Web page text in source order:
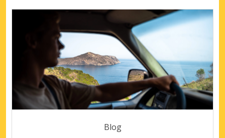
Blog